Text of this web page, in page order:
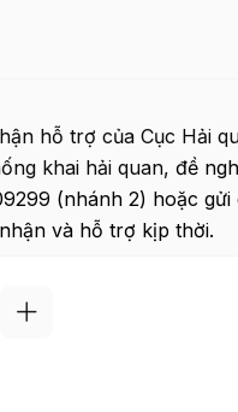
hỗ trợ của Cục Hải
khai hải quan, đề
(nhánh 2) hoặc gửi
và hỗ trợ kịp thời.